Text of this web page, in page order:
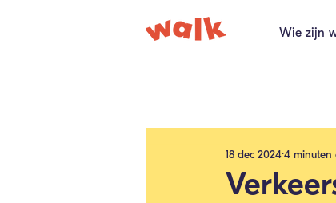
Wie zijn
18 dec 20244 minuten